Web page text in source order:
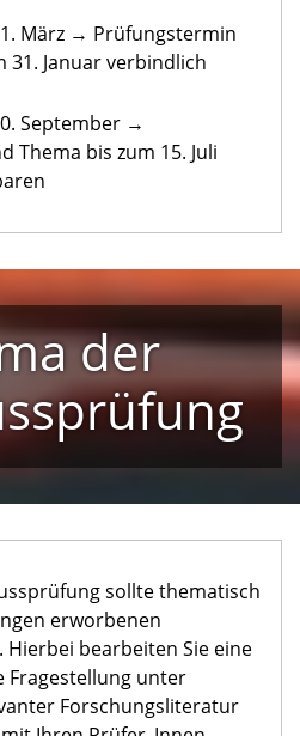
März → Prüfungstermin
31. Januar verbindlich
September →
Thema bis zum 15. Juli
der
sollte thematisch
erworbenen
bearbeiten Sie eine
Fragestellung unter
Forschungsliteratur